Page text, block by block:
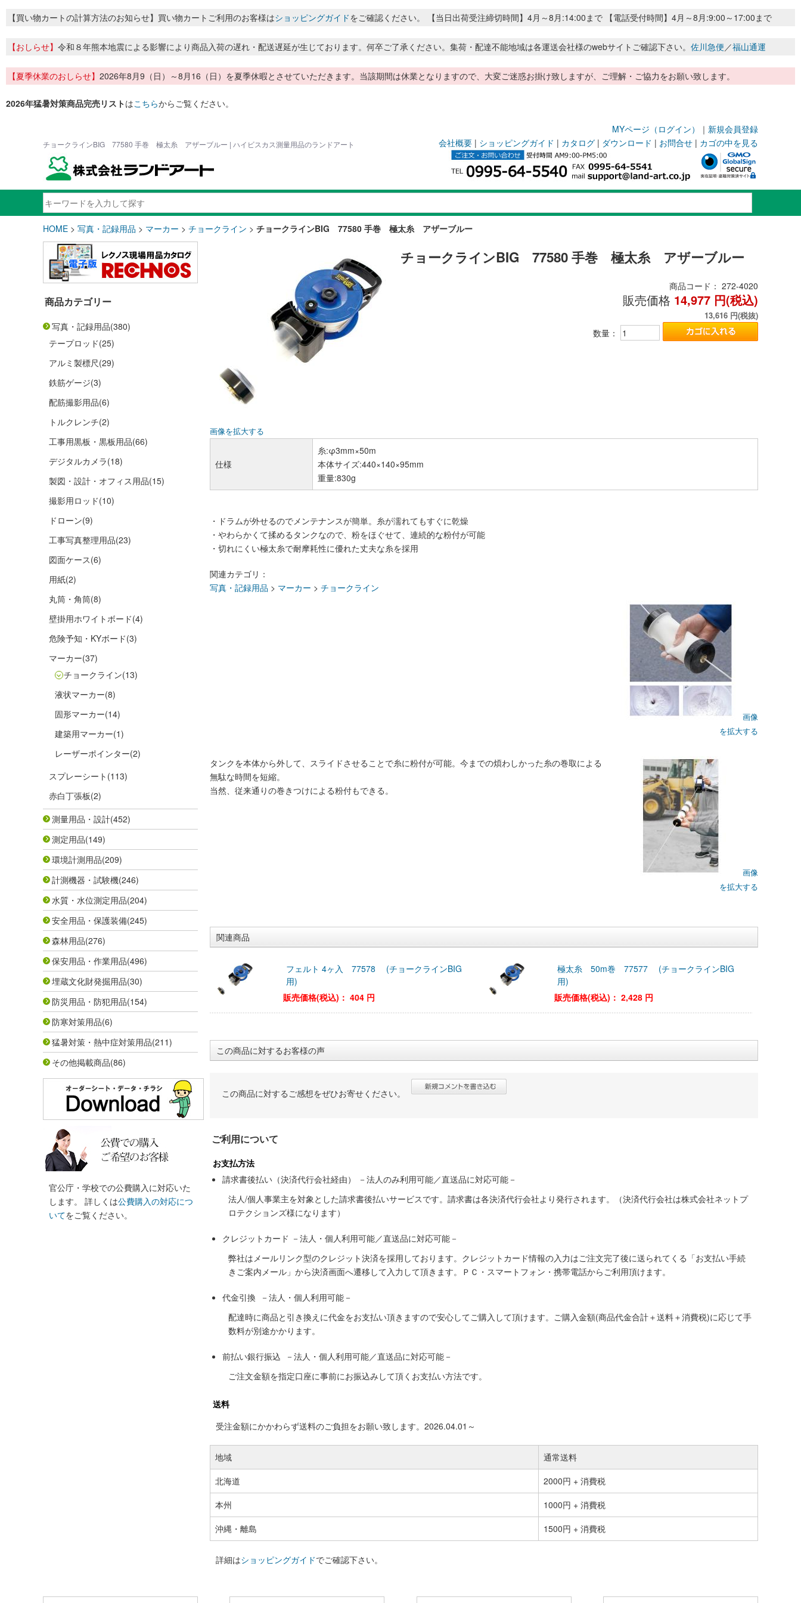
【買い物カートの計算方法のお知らせ】買い物カートご利用のお客様はショッピングガイドをご確認ください。 【当日出荷受注締切時間】4月～8月:14:00まで 【電話受付時間】4月～8月:9:00～17:00まで
【おしらせ】 令和８年熊本地震による影響により商品入荷の遅れ・配送遅延が生じております。何卒ご了承ください。集荷・配達不能地域は各運送会社様のwebサイトご確認下さい。 佐川急便／福山通運
【夏季休業のおしらせ】 2026年8月9（日）～8月16（日）を夏季休暇とさせていただきます。当該期間は休業となりますので、大変ご迷惑お掛け致しますが、ご理解・ご協力をお願い致します。
2026年猛暑対策商品完売リストはこちらからご覧ください。
MYページ（ログイン） ｜ 新規会員登録
チョークラインBIG 77580 手巻 極太糸 アザーブルー | ハイビスカス測量用品のランドアート 会社概要 | ショッピングガイド | カタログ | ダウンロード | お問合せ | カゴの中を見る
HOME > 写真・記録用品 > マーカー > チョークライン > チョークラインBIG 77580 手巻 極太糸 アザーブルー
商品カテゴリー
写真・記録用品(380)
テープロッド(25)
アルミ製標尺(29)
鉄筋ゲージ(3)
配筋撮影用品(6)
トルクレンチ(2)
工事用黒板・黒板用品(66)
デジタルカメラ(18)
製図・設計・オフィス用品(15)
撮影用ロッド(10)
ドローン(9)
工事写真整理用品(23)
図面ケース(6)
用紙(2)
丸筒・角筒(8)
壁掛用ホワイトボード(4)
危険予知・KYボード(3)
マーカー(37)
チョークライン(13)
液状マーカー(8)
固形マーカー(14)
建築用マーカー(1)
レーザーポインター(2)
スプレーシート (113)
赤白丁張板(2)
測量用品・設計(452)
測定用品(149)
環境計測用品(209)
計測機器・試験機(246)
水質・水位測定用品(204)
安全用品・保護装備(245)
森林用品(276)
保安用品・作業用品(496)
埋蔵文化財発掘用品(30)
防災用品・防犯用品(154)
防寒対策用品(6)
猛暑対策・熱中症対策用品(211)
その他掲載商品(86)
官公庁・学校での公費購入に対応いた
します。 詳しくは公費購入の対応につ
いてをご覧ください。
画像を拡大する
チョークラインBIG 77580 手巻 極太糸 アザーブルー
商品コード： 272-4020
販売価格 14,977 円(税込)
13,616 円(税抜)
数量：
仕様
糸:φ3mm×50m
本体サイズ:440×140×95mm
重量:830g
・ドラムが外せるのでメンテナンスが簡単。糸が濡れてもすぐに乾燥
・やわらかくて揉めるタンクなので、粉をほぐせて、連続的な粉付が可能
・切れにくい極太糸で耐摩耗性に優れた丈夫な糸を採用
関連カテゴリ：
写真・記録用品 > マーカー > チョークライン
画像
を拡大する
タンクを本体から外して、スライドさせることで糸に粉付が可能。今までの煩わしかった糸の巻取による
無駄な時間を短縮。
当然、従来通りの巻きつけによる粉付もできる。
画像
を拡大する
関連商品
フェルト 4ヶ入 77578 (チョークラインBIG
用)
販売価格(税込)： 404 円
極太糸 50m巻 77577 (チョークラインBIG
用)
販売価格(税込)： 2,428 円
この商品に対するお客様の声
この商品に対するご感想をぜひお寄せください。
ご利用について
お支払方法
請求書後払い（決済代行会社経由） －法人のみ利用可能／直送品に対応可能－
法人/個人事業主を対象とした請求書後払いサービスです。請求書は各決済代行会社より発行されます。（決済代行会社は株式会社ネットプ
ロテクションズ様になります）
クレジットカード －法人・個人利用可能／直送品に対応可能－
弊社はメールリンク型のクレジット決済を採用しております。クレジットカード情報の入力はご注文完了後に送られてくる「お支払い手続
きご案内メール」から決済画面へ遷移して入力して頂きます。ＰＣ・スマートフォン・携帯電話からご利用頂けます。
代金引換 －法人・個人利用可能－
配達時に商品と引き換えに代金をお支払い頂きますので安心してご購入して頂けます。ご購入金額(商品代金合計＋送料＋消費税)に応じて手
数料が別途かかります。
前払い銀行振込 －法人・個人利用可能／直送品に対応可能－
ご注文金額を指定口座に事前にお振込みして頂くお支払い方法です。
送料
受注金額にかかわらず送料のご負担をお願い致します。2026.04.01～
地域
通常送料
北海道
2000円 + 消費税
本州
1000円 + 消費税
沖縄・離島
1500円 + 消費税
詳細はショッピングガイドでご確認下さい。